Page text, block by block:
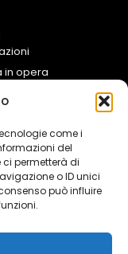
come i
del
permetterà di
o ID unici
può influire
in opera
fai da te